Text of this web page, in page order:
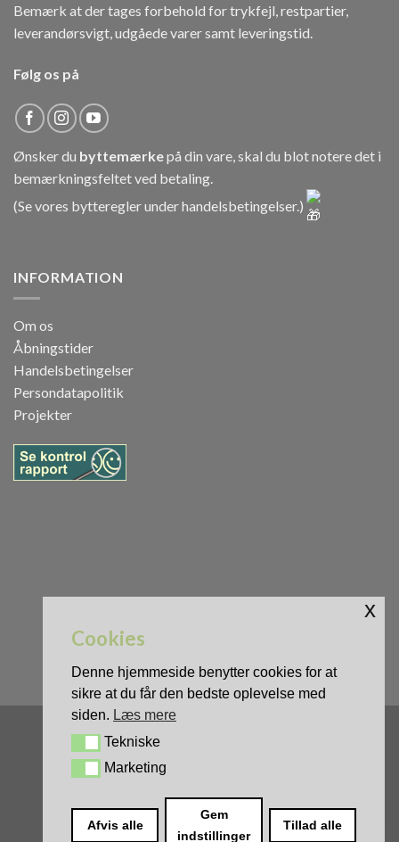
Bemærk at der tages forbehold for trykfejl, restpartier,
leverandørsvigt, udgåede varer samt leveringstid.
Følg os på
Ønsker du byttemærkepå din vare, skal du blot notere det i
bemærkningsfeltet ved betaling.
(Se vores bytteregler underhandelsbetingelser.)
INFORMATION
Om os
Åbningstider
Handelsbetingelser
Persondatapolitik
Projekter
Cookies
Denne hjemmeside benytter cookies for at
sikre at du får den bedste oplevelse med
siden. Læs mere
Tekniske
Tekniske
Marketing
Marketing
Afvis alle
Gem
indstillinger
Tillad alle
x